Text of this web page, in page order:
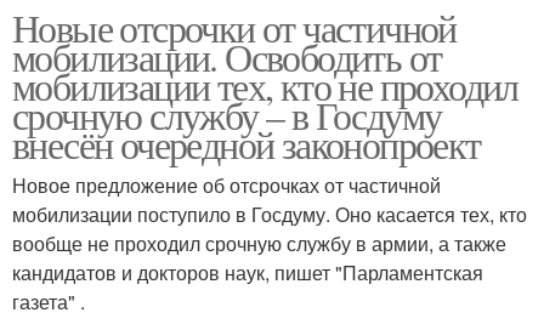
Частичная мобилизация Мобилизация в россии
Освобождение от
мобилизации
Ушел по мобилизации
Новые отсрочки от частичной
мобилизации. Освободить от
мобилизации тех, кто не проходил
срочную службу – в Госдуму
внесён очередной законопроект
Новое предложение об отсрочках от частичной
мобилизации поступило в Госдуму. Оно касается тех, кто
вообще не проходил срочную службу в армии, а также
кандидатов и докторов наук, пишет "Парламентская
газета" .